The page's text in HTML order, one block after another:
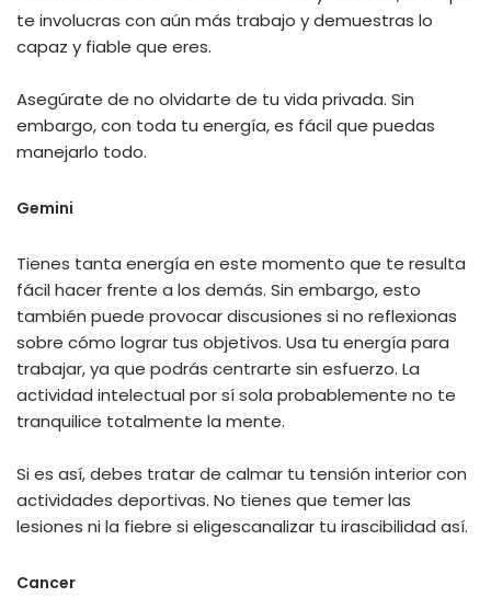
te involucras con aún más trabajo y demuestras lo
capaz y fiable que eres.
Asegúrate de no olvidarte de tu vida privada. Sin
embargo, con toda tu energía, es fácil que puedas
manejarlo todo.
Gemini
Tienes tanta energía en este momento que te resulta
fácil hacer frente a los demás. Sin embargo, esto
también puede provocar discusiones si no reflexionas
sobre cómo lograr tus objetivos. Usa tu energía para
trabajar, ya que podrás centrarte sin esfuerzo. La
actividad intelectual por sí sola probablemente no te
tranquilice totalmente la mente.
Si es así, debes tratar de calmar tu tensión interior con
actividades deportivas. No tienes que temer las
lesiones ni la fiebre si eligescanalizar tu irascibilidad así.
Cancer